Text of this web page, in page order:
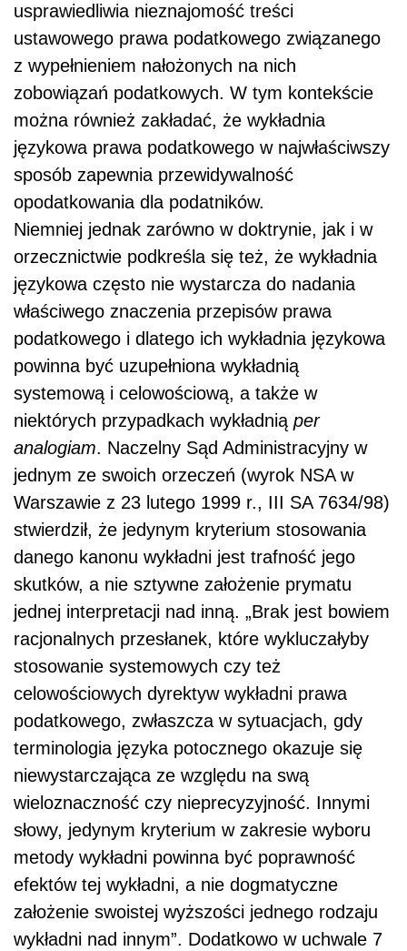
usprawiedliwia nieznajomość treści
ustawowego prawa podatkowego związanego
z wypełnieniem nałożonych na nich
zobowiązań podatkowych. W tym kontekście
można również zakładać, że wykładnia
językowa prawa podatkowego w najwłaściwszy
sposób zapewnia przewidywalność
opodatkowania dla podatników.
Niemniej jednak zarówno w doktrynie, jak i w
orzecznictwie podkreśla się też, że wykładnia
językowa często nie wystarcza do nadania
właściwego znaczenia przepisów prawa
podatkowego i dlatego ich wykładnia językowa
powinna być uzupełniona wykładnią
systemową i celowościową, a także w
niektórych przypadkach wykładnią per
analogiam. Naczelny Sąd Administracyjny w
jednym ze swoich orzeczeń (wyrok NSA w
Warszawie z 23 lutego 1999 r., III SA 7634/98)
stwierdził, że jedynym kryterium stosowania
danego kanonu wykładni jest trafność jego
skutków, a nie sztywne założenie prymatu
jednej interpretacji nad inną. „Brak jest bowiem
racjonalnych przesłanek, które wykluczałyby
stosowanie systemowych czy też
celowościowych dyrektyw wykładni prawa
podatkowego, zwłaszcza w sytuacjach, gdy
terminologia języka potocznego okazuje się
niewystarczająca ze względu na swą
wieloznaczność czy nieprecyzyjność. Innymi
słowy, jedynym kryterium w zakresie wyboru
metody wykładni powinna być poprawność
efektów tej wykładni, a nie dogmatyczne
założenie swoistej wyższości jednego rodzaju
wykładni nad innym”. Dodatkowo w uchwale 7